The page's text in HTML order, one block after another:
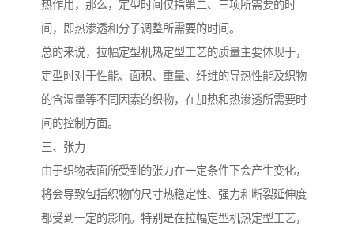
热作用，那么，定型时间仅指第二、三项所需要的时
间，即热渗透和分子调整所需要的时间。
总的来说，拉幅定型机热定型工艺的质量主要体现于，
定型时对于性能、面积、重量、纤维的导热性能及织物
的含湿量等不同因素的织物，在加热和热渗透所需要时
间的控制方面。
三、张力
由于织物表面所受到的张力在一定条件下会产生变化，
将会导致包括织物的尺寸热稳定性、强力和断裂延伸度
都受到一定的影响。特别是在拉幅定型机热定型工艺，